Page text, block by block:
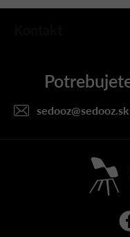
Z
sedooz@sedooz.sk